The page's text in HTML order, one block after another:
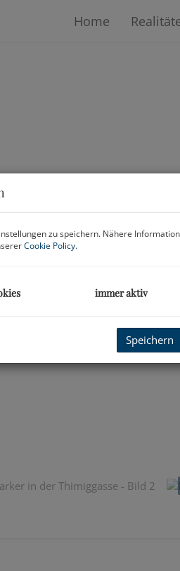
Home
zu speichern. Nähere
Cookie Policy.
immer aktiv
Speichern